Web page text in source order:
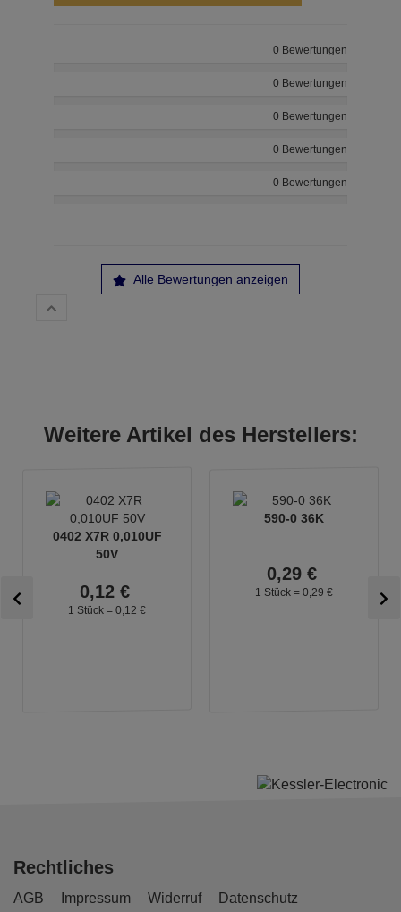
0 Bewertungen
0 Bewertungen
0 Bewertungen
0 Bewertungen
0 Bewertungen
Alle Bewertungen anzeigen
Weitere Artikel des Herstellers:
0402 X7R 0,010UF
50V
0,12 €
1 Stück = 0, 12 €
590-0 36K
0,29 €
1 Stück = 0, 29 €
Rechtliches
AGB Impressum Widerruf Datenschutz